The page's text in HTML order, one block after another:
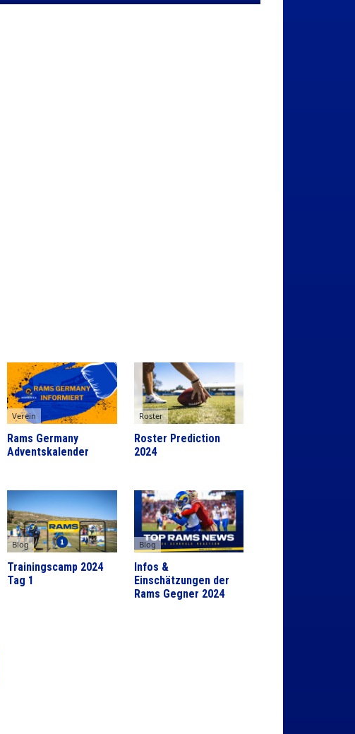
Verein
Rams Germany
Adventskalender
Roster
Roster Prediction
2024
Blog
Trainingscamp 2024
Tag 1
Blog
Infos &
Einschätzungen der
Rams Gegner 2024